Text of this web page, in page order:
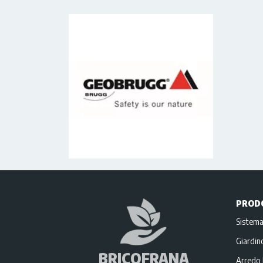
BRICOFRANA
Arredo